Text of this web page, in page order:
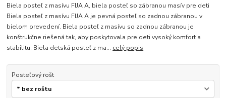
Biela posteľ z masívu FIJA A, biela posteľ so zábranou masív pre deti
Biela posteľ z masívu FIJA A je pevná posteľ so zadnou zábranou v
bielom prevedení. Biela posteľ z masívu so zadnou zábranou je
konštrukčne riešená tak, aby poskytovala pre deti vysoký komfort a
stabilitu. Biela detská posteľ z ma... celý popis
Posteľový rošt